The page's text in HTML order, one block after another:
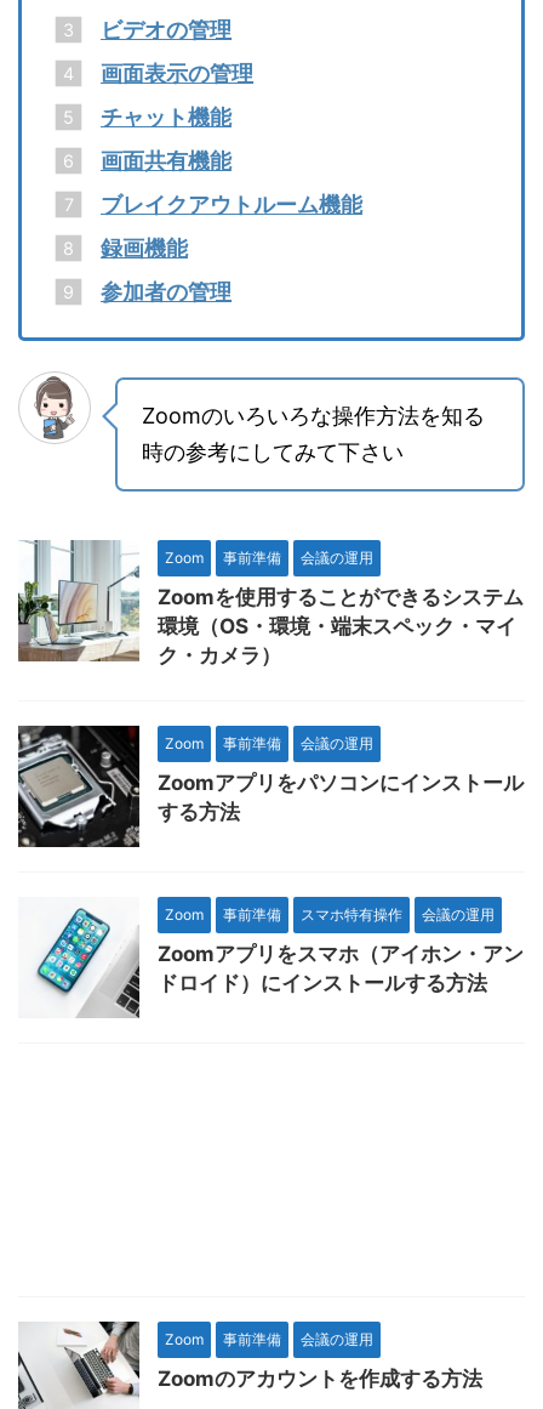
ビデオの管理
画面表示の管理
チャット機能
画面共有機能
ブレイクアウトルーム機能
録画機能
参加者の管理
Zoomのいろいろな操作方法を知る
時の参考にしてみて下さい
Zoom 事前準備 会議の運用
Zoomを使用することができるシステム
環境（OS・環境・端末スペック・マイ
ク・カメラ）
Zoom 事前準備 会議の運用
Zoomアプリをパソコンにインストール
する方法
Zoom 事前準備 スマホ特有操作 会議の運用
Zoomアプリをスマホ（アイホン・アン
ドロイド）にインストールする方法
Zoom 事前準備 会議の運用
Zoomのアカウントを作成する方法